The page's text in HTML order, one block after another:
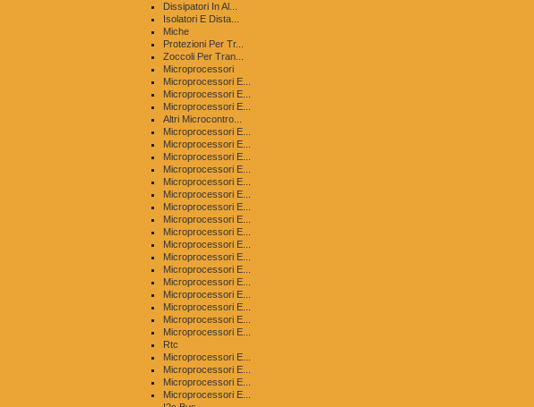
Dissipatori In Al...
Isolatori E Dista...
Miche
Protezioni Per Tr...
Zoccoli Per Tran...
Microprocessori
Microprocessori E...
Microprocessori E...
Microprocessori E...
Altri Microcontro...
Microprocessori E...
Microprocessori E...
Microprocessori E...
Microprocessori E...
Microprocessori E...
Microprocessori E...
Microprocessori E...
Microprocessori E...
Microprocessori E...
Microprocessori E...
Microprocessori E...
Microprocessori E...
Microprocessori E...
Microprocessori E...
Microprocessori E...
Microprocessori E...
Microprocessori E...
Rtc
Microprocessori E...
Microprocessori E...
Microprocessori E...
Microprocessori E...